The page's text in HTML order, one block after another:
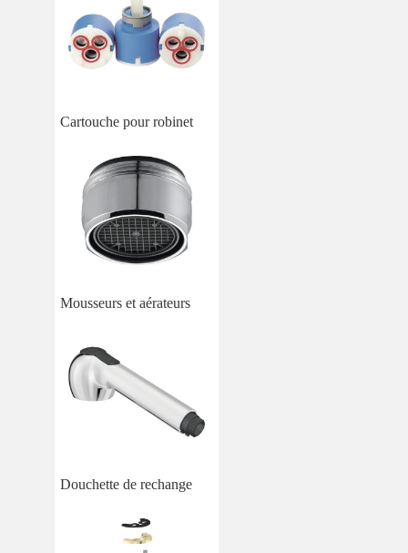
Cartouche pour robinet
Mousseurs et aérateurs
Douchette de rechange